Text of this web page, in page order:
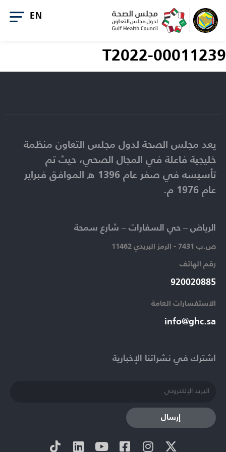
T2022-00011239
اشترك في نشراتنا الإخبارية​
إرسال
الرياض – حي السفارات – شارع سمحة​
ص.ب 7431 - الرمز البريدي 11462
رقم الهاتف​
920020885​
الاستفسارات العامة ​
info@ghc.sa​
يعد مجلس الصحة لدول مجلس التعاون منظمة
خليجية فاعلة في المجال الصحي، حيث تم
تأسيسه في صفر عام 1396 ه الموافق فبراير
عام 1976 م.